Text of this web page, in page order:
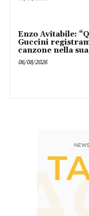
Enzo Avitabile:
Guccini
canzone nella
06/08/2026